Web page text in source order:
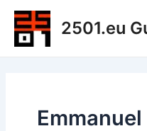
Zum
Inhalt
springen
2501.eu